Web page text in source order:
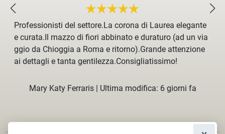
Professionisti del settore.La corona di Laurea elegante
e curata.Il mazzo di fiori abbinato e duraturo (ad un via
ggio da Chioggia a Roma e ritorno).Grande attenzione
ai dettagli e tanta gentilezza.Consigliatissimo!
Mary Katy Ferraris| Ultima modifica: 6 giorni fa